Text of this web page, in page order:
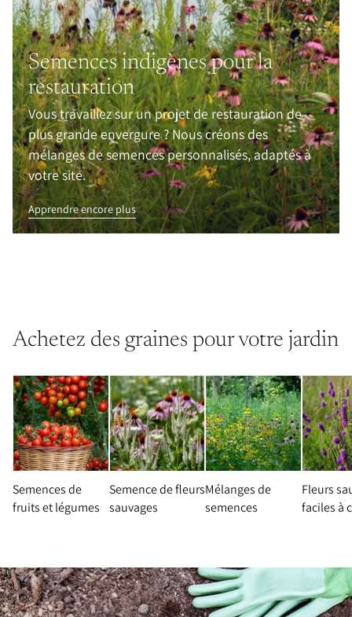
Semences indigènes pour la
restauration
Vous travaillez sur un projet de restauration de
plus grande envergure ? Nous créons des
mélanges de semences personnalisés, adaptés à
votre site.
Apprendre encore plus
Achetez des graines pour votre jardin
Semences de
fruits et légumes
Semence de fleurs
sauvages
Mélanges de
semences
Fleurs
faciles à